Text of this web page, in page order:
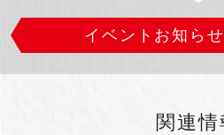
イベントお知ら
関連情